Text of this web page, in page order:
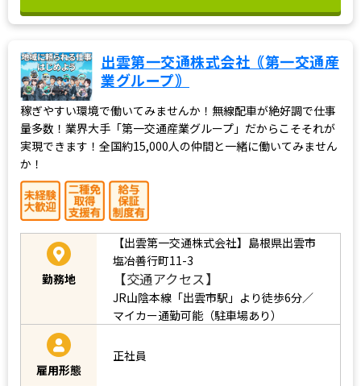
出雲第一交通株式会社｟第一交通産
業グループ｠
稼ぎやすい環境で働いてみませんか！無線配車が絶好調で仕事
量多数！業界大手「第一交通産業グループ」だからこそそれが
実現できます！全国約15,000人の仲間と一緒に働いてみません
か！
勤務地
【出雲第一交通株式会社】島根県出雲市
塩冶善行町11-3
【交通アクセス】
JR山陰本線「出雲市駅」より徒歩6分／
マイカー通勤可能（駐車場あり）
雇用形態
正社員